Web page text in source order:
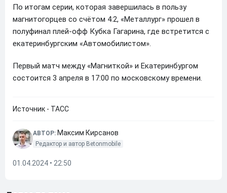
По итогам серии, которая завершилась в пользу
магнитогорцев со счётом 4:2, «Металлург» прошел в
полуфинал плей-офф Кубка Гагарина, где встретится с
екатеринбургским «Автомобилистом».
Первый матч между «Магниткой» и Екатеринбургом
состоится 3 апреля в 17:00 по московскому времени.
Источник - ТАСС
АВТОР: Максим Кирсанов
Редактор и автор Betonmobile
01.04.2024 • 22:50